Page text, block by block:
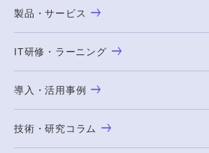
製品・サービス
IT研修・ラーニング
導入・活用事例
技術・研究コラム